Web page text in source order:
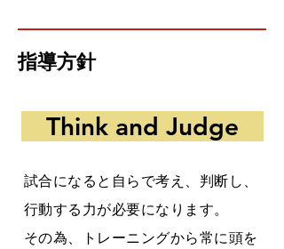
指導方針
Think and Judge
試合になると自らで考え、判断し、
行動する力が必要になります。
その為、トレーニングから常に頭を